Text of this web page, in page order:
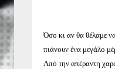
Όσο κι αν θα θέλαμε
πιάνουν ένα μεγάλο
Από την απέραντη